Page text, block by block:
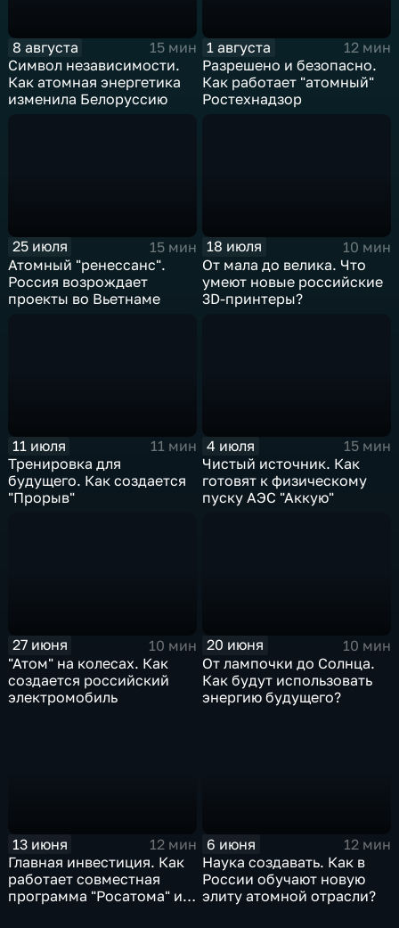
8 августа
15 мин
Символ независимости.
Как атомная энергетика
изменила Белоруссию
1 августа
12 мин
Разрешено и безопасно.
Как работает "атомный"
Ростехнадзор
25 июля
15 мин
Атомный "ренессанс".
Россия возрождает
проекты во Вьетнаме
18 июля
10 мин
От мала до велика. Что
умеют новые российские
3D-принтеры?
11 июля
11 мин
Тренировка для
будущего. Как создается
"Прорыв"
4 июля
15 мин
Чистый источник. Как
готовят к физическому
пуску АЭС "Аккую"
27 июня
10 мин
"Атом" на колесах. Как
создается российский
электромобиль
20 июня
10 мин
От лампочки до Солнца.
Как будут использовать
энергию будущего?
13 июня
12 мин
Главная инвестиция. Как
работает совместная
программа "Росатома" и
6 июня
12 мин
Наука создавать. Как в
России обучают новую
элиту атомной отрасли?